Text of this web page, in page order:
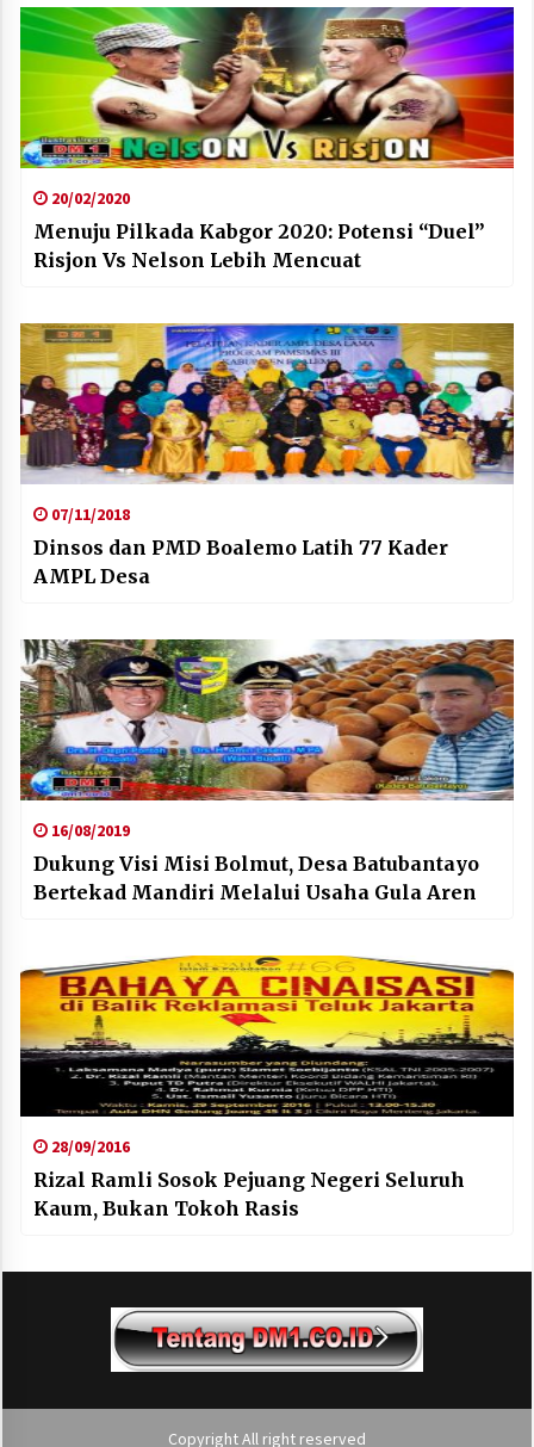
20/02/2020
Menuju Pilkada Kabgor 2020: Potensi “Duel”
Risjon Vs Nelson Lebih Mencuat
07/11/2018
Dinsos dan PMD Boalemo Latih 77 Kader
AMPL Desa
16/08/2019
Dukung Visi Misi Bolmut, Desa Batubantayo
Bertekad Mandiri Melalui Usaha Gula Aren
28/09/2016
Rizal Ramli Sosok Pejuang Negeri Seluruh
Kaum, Bukan Tokoh Rasis
Copyright All right reserved